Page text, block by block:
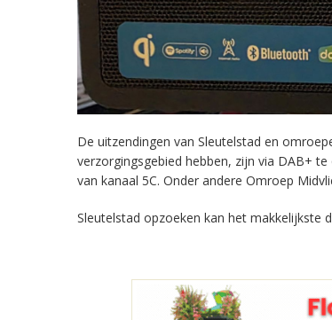
De uitzendingen van Sleutelstad en
verzorgingsgebied hebben, zijn via DAB+
van kanaal 5C. Onder andere Omroep
Sleutelstad opzoeken kan het makkelijkste